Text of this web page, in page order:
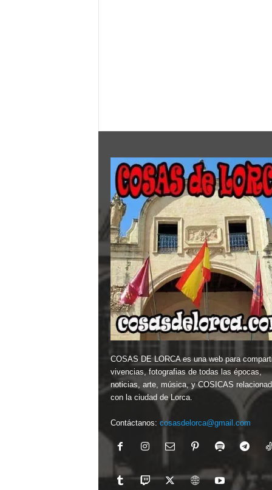
COSAS DE LORCA es una web para
vivencias, fotografias de todas las épocas,
noticias, arte, música, y COSICAS
con la ciudad de Lorca.
Contáctanos: cosasdelorca@gmail.com